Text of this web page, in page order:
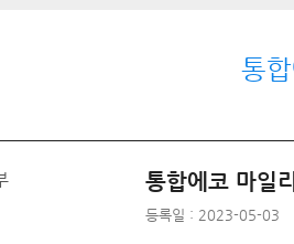
통
통합에코 마일
등록일 : 2023-05-03